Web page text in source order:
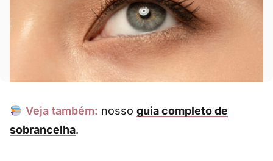
Veja também: nosso guia completo de
sobrancelha.